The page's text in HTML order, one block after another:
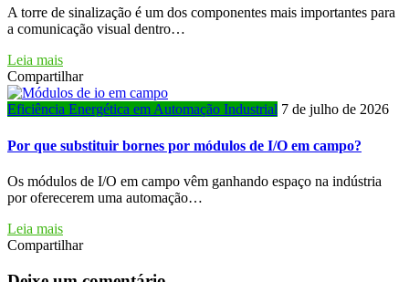
A torre de sinalização é um dos componentes mais importantes para
a comunicação visual dentro…
Leia mais
Compartilhar
Eficiência Energética em Automação Industrial 7 de julho de 2026
Por que substituir bornes por módulos de I/O em campo?
Os módulos de I/O em campo vêm ganhando espaço na indústria
por oferecerem uma automação…
Leia mais
Compartilhar